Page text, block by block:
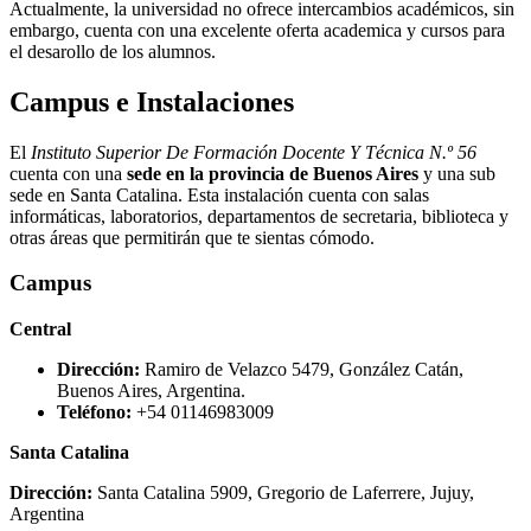
Actualmente, la universidad no ofrece intercambios académicos, sin
embargo, cuenta con una excelente oferta academica y cursos para
el desarollo de los alumnos.
Campus e Instalaciones
El Instituto Superior De Formación Docente Y Técnica N.º 56
cuenta con una sede en la provincia de Buenos Aires y una sub
sede en Santa Catalina. Esta instalación cuenta con salas
informáticas, laboratorios, departamentos de secretaria, biblioteca y
otras áreas que permitirán que te sientas cómodo.
Campus
Central
Dirección: Ramiro de Velazco 5479, González Catán,
Buenos Aires, Argentina.
Teléfono: +54 01146983009
Santa Catalina
Dirección: Santa Catalina 5909, Gregorio de Laferrere, Jujuy,
Argentina